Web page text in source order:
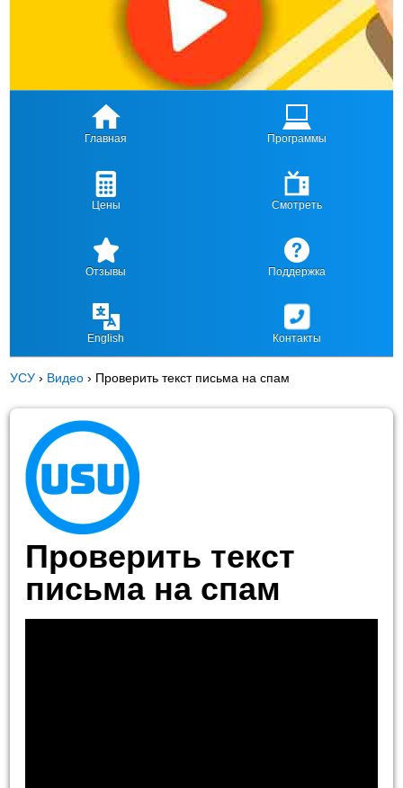
Главная Программы
Цены Смотреть
Отзывы Поддержка
English Контакты
УСУ › Видео › Проверить текст письма на спам
Проверить текст
письма на спам